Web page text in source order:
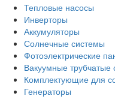
Тепловые насосы
Инверторы
Аккумуляторы
Солнечные системы
Фотоэлектрические
Вакуумные трубчатые
Комплектующие для
Генераторы